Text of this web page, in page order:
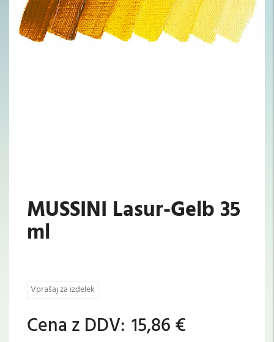
MUSSINI Lasur-Gelb 35
ml
Vprašaj za izdelek
Cena z DDV: 15,86 €